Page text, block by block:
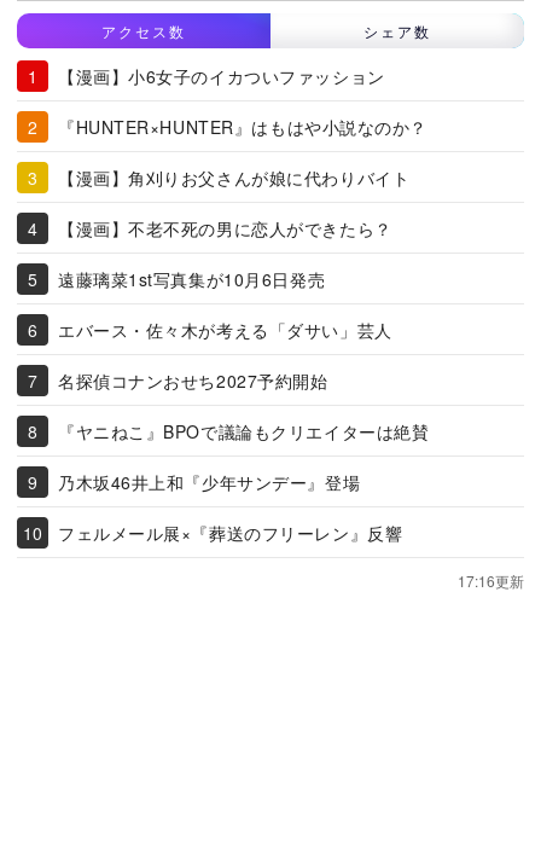
アクセス数 シェア数
【漫画】小6女子のイカついファッション
『HUNTER×HUNTER』はもはや小説なのか？
【漫画】角刈りお父さんが娘に代わりバイト
【漫画】不老不死の男に恋人ができたら？
遠藤璃菜1st写真集が10月6日発売
エバース・佐々木が考える「ダサい」芸人
名探偵コナンおせち2027予約開始
『ヤニねこ』BPOで議論もクリエイターは絶賛
乃木坂46井上和『少年サンデー』登場
フェルメール展×『葬送のフリーレン』反響
17:16更新